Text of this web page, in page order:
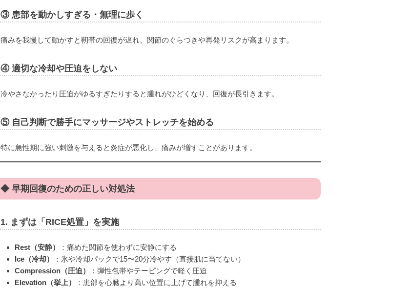
③ 患部を動かしすぎる・無理に歩く
痛みを我慢して動かすと靭帯の回復が遅れ、関節のぐらつきや再発リスクが高まります。
④ 適切な冷却や圧迫をしない
冷やさなかったり圧迫がゆるすぎたりすると腫れがひどくなり、回復が長引きます。
⑤ 自己判断で勝手にマッサージやストレッチを始める
特に急性期に強い刺激を与えると炎症が悪化し、痛みが増すことがあります。
◆ 早期回復のための正しい対処法
1. まずは「RICE処置」を実施
Rest（安静）
：痛めた関節を使わずに安静にする
Ice（冷却）
：氷や冷却パックで15〜20分冷やす（直接肌に当てない）
Compression（圧迫）
：弾性包帯やテーピングで軽く圧迫
Elevation（挙上）
：患部を心臓より高い位置に上げて腫れを抑える